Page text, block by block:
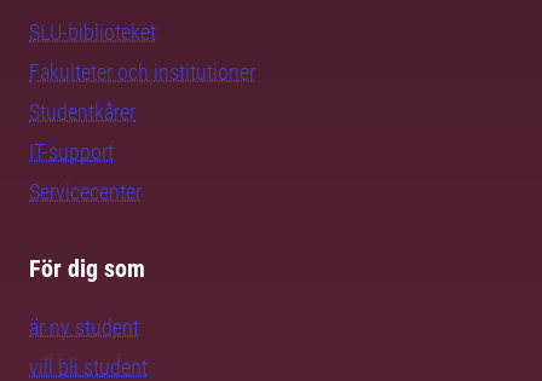
SLU-biblioteket
Fakulteter och institutioner
Studentkårer
IT-support
Servicecenter
För dig som
är ny student
vill bli student